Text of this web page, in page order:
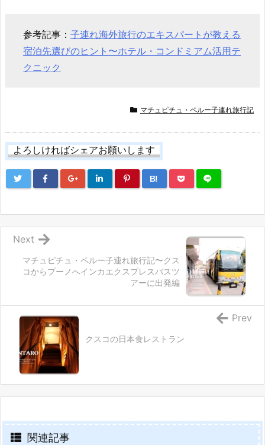
参考記事： 子連れ海外旅行のエキスパートが教える
宿泊先選びのヒント〜ホテル・コンドミアム活用テ
クニック
マチュピチュ・ペルー子連れ旅行記
よろしければシェアお願いします
B!
マチュピチュ・ペルー子連れ旅行記〜クス
コからプーノへインカエクスプレスバスツ
アーに出発編
Next
クスコの日本食レストラン
Prev
関連記事